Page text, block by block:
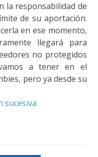
la responsabilidad de
de su aportación.
en ese momento,
llegará para
no protegidos
a tener en el
pero ya desde su
sucesiva